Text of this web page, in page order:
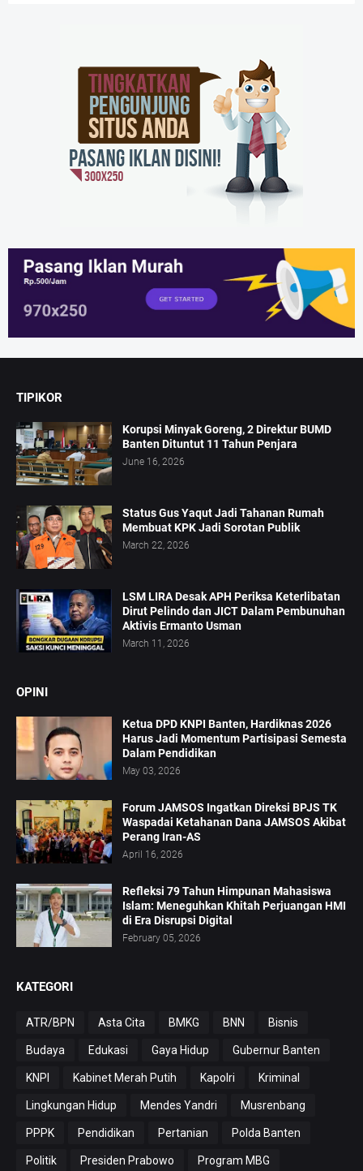
TIPIKOR
Korupsi Minyak Goreng, 2 Direktur BUMD
Banten Dituntut 11 Tahun Penjara
June 16, 2026
Status Gus Yaqut Jadi Tahanan Rumah
Membuat KPK Jadi Sorotan Publik
March 22, 2026
LSM LIRA Desak APH Periksa Keterlibatan
Dirut Pelindo dan JICT Dalam Pembunuhan
Aktivis Ermanto Usman
March 11, 2026
OPINI
Ketua DPD KNPI Banten, Hardiknas 2026
Harus Jadi Momentum Partisipasi Semesta
Dalam Pendidikan
May 03, 2026
Forum JAMSOS Ingatkan Direksi BPJS TK
Waspadai Ketahanan Dana JAMSOS Akibat
Perang Iran-AS
April 16, 2026
Refleksi 79 Tahun Himpunan Mahasiswa
Islam: Meneguhkan Khitah Perjuangan HMI
di Era Disrupsi Digital
February 05, 2026
KATEGORI
ATR/BPN Asta Cita BMKG BNN Bisnis
Budaya Edukasi Gaya Hidup Gubernur Banten
KNPI Kabinet Merah Putih Kapolri Kriminal
Lingkungan Hidup Mendes Yandri Musrenbang
PPPK Pendidikan Pertanian Polda Banten
Politik Presiden Prabowo Program MBG